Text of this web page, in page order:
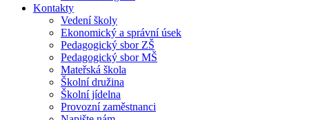
Kontakty
Vedení školy
Ekonomický a správní úsek
Pedagogický sbor ZŠ
Pedagogický sbor MŠ
Mateřská škola
Školní družina
Školní jídelna
Provozní zaměstnanci